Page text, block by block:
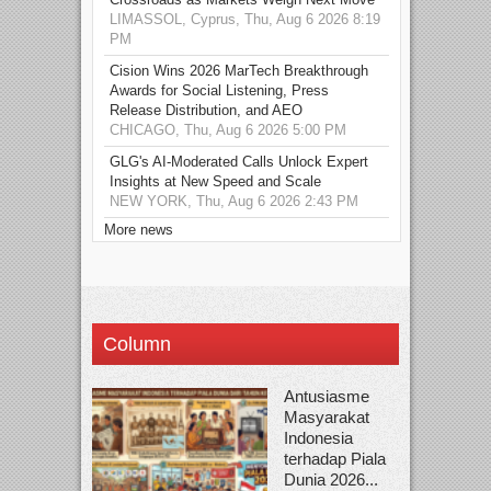
LIMASSOL, Cyprus, Thu, Aug 6 2026 8:19
PM
Cision Wins 2026 MarTech Breakthrough
Awards for Social Listening, Press
Release Distribution, and AEO
CHICAGO, Thu, Aug 6 2026 5:00 PM
GLG's AI-Moderated Calls Unlock Expert
Insights at New Speed and Scale
NEW YORK, Thu, Aug 6 2026 2:43 PM
More news
Column
Antusiasme
Masyarakat
Indonesia
terhadap Piala
Dunia 2026...